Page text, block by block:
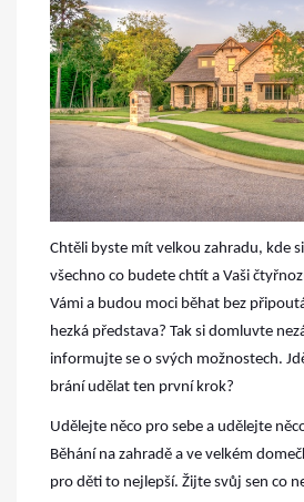
Chtěli byste mít velkou zahradu, kde
všechno co budete chtít a Vaši
Vámi a budou moci běhat bez
hezká představa? Tak si domluvte
informujte se o svých možnostech.
brání udělat ten první krok?
Udělejte něco pro sebe a udělejte
Běhání na zahradě a ve velkém
pro děti to nejlepší. Žijte svůj sen co